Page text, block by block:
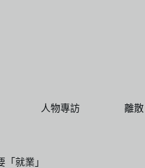
人物專訪 離散
就業」